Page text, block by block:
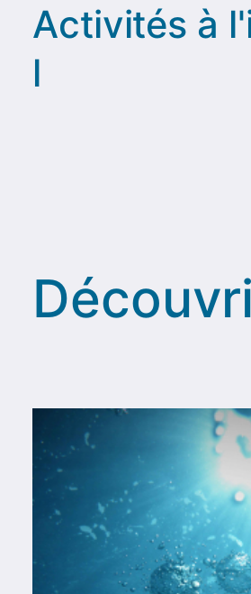
Activités à l
l